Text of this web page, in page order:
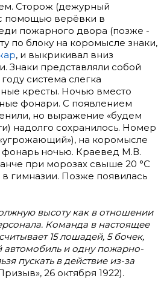
Сторож (дежурный
помощью верёвки в
пожарного двора (позже -
по блоку на коромысле знаки,
, и выкрикивал вниз
Знаки представляли собой
система слегка
кресты. Ночью вместо
фонари. С появлением
но выражение «будем
надолго сохранилось. Номер
на коромысле
ночью. Краевед М.В.
при морозах свыше 20 °С
гимназии. Позже появилась
высоту как в отношении
Команда в настоящее
15 лошадей, 5 бочек,
и одну пожарно-
пускать в действие из-за
26 октября 1922).